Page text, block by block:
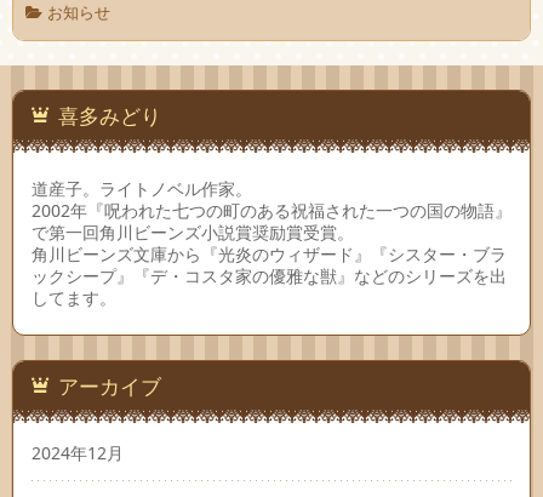
お知らせ
喜多みどり
道産子。ライトノベル作家。
2002年『呪われた七つの町のある祝福された一つの国の物語』
で第一回角川ビーンズ小説賞奨励賞受賞。
角川ビーンズ文庫から『光炎のウィザード』『シスター・ブラ
ックシープ』『デ・コスタ家の優雅な獣』などのシリーズを出
してます。
アーカイブ
2024年12月